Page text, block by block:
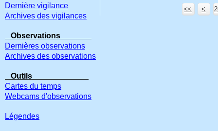
<< <
Dernière vigilance
Archives des vigilances
Observations
Dernières observations
Archives des observations
Outils
Cartes du temps
Webcams d'observations
Légendes